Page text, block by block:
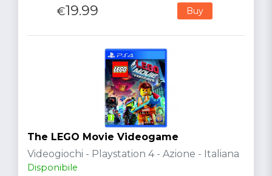
€19.99 Buy
The LEGO Movie Videogame
Videogiochi - Playstation 4 - Azione - Italiana
Disponibile